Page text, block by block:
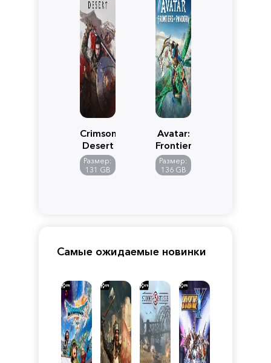
Crimson
Desert
Размер:
131 GB
Avatar:
Frontiers
of
Pandora
Размер:
136 GB
Самые ожидаемые новинки